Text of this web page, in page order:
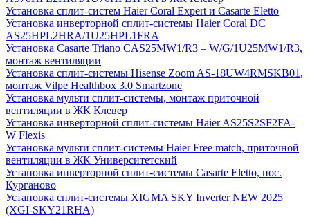
Установка сплит-систем Haier Coral Expert и Casarte Eletto
Установка инверторной сплит-системы Haier Coral DC
AS25HPL2HRA/1U25HPL1FRA
Установка Casarte Triano CAS25MW1/R3 – W/G/1U25MW1/R3,
монтаж вентиляции
Установка сплит-системы Hisense Zoom AS-18UW4RMSKB01,
монтаж Vilpe Healthbox 3.0 Smartzone
Установка мульти сплит-системы, монтаж приточной
вентиляции в ЖК Клевер
Установка инверторной сплит-системы Haier AS25S2SF2FA-
W Flexis
Установка мульти сплит-системы Haier Free match, приточной
вентиляции в ЖК Университетский
Установка инверторной сплит-системы Casarte Eletto, пос.
Курганово
Установка сплит-системы XIGMA SKY Inverter NEW 2025
(XGI-SKY21RHA)